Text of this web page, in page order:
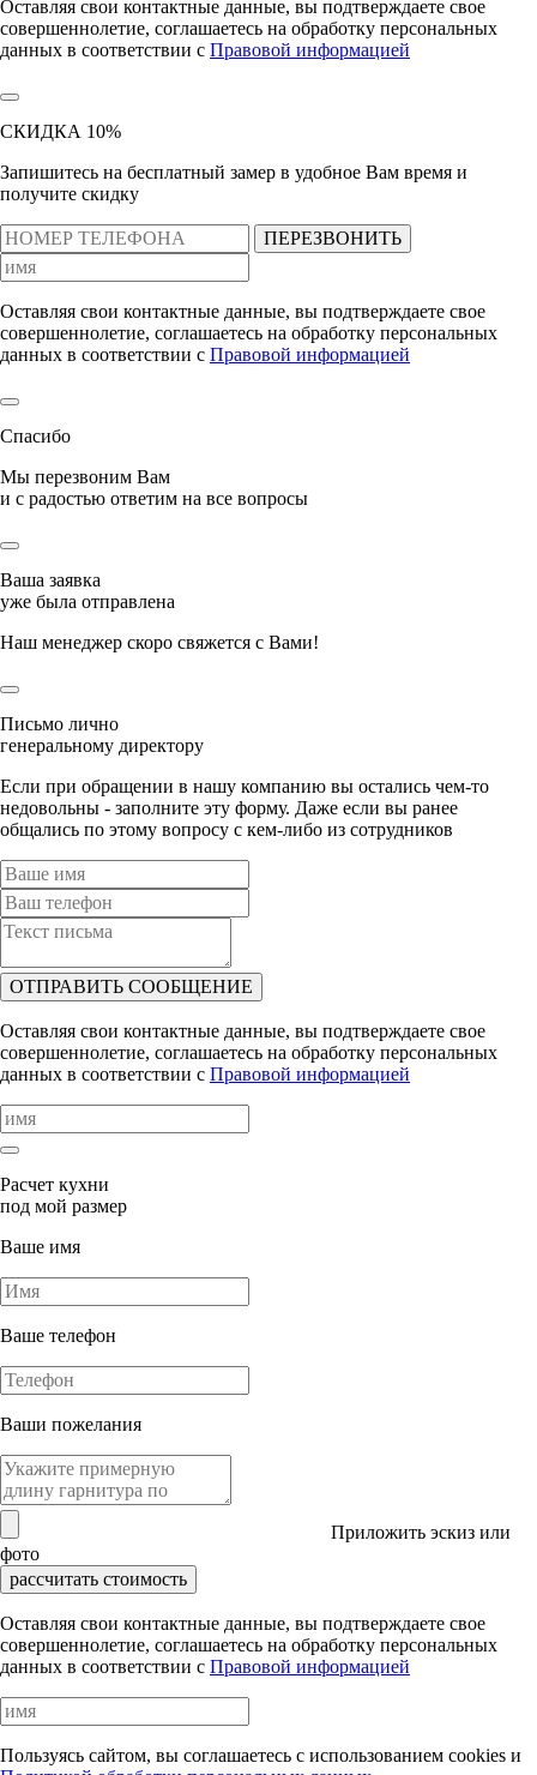
Оставляя свои контактные данные, вы подтверждаете свое
совершеннолетие, соглашаетесь на обработку персональных
данных в соответствии с Правовой информацией
СКИДКА 10%
Запишитесь на бесплатный замер в удобное Вам время и
получите скидку
ПЕРЕЗВОНИТЬ
Оставляя свои контактные данные, вы подтверждаете свое
совершеннолетие, соглашаетесь на обработку персональных
данных в соответствии с Правовой информацией
Спасибо
Мы перезвоним Вам
и с радостью ответим на все вопросы
Ваша заявка
уже была отправлена
Наш менеджер скоро свяжется с Вами!
Письмо лично
генеральному директору
Если при обращении в нашу компанию вы остались чем-то
недовольны - заполните эту форму. Даже если вы ранее
общались по этому вопросу с кем-либо из сотрудников
ОТПРАВИТЬ СООБЩЕНИЕ
Оставляя свои контактные данные, вы подтверждаете свое
совершеннолетие, соглашаетесь на обработку персональных
данных в соответствии с Правовой информацией
Расчет кухни
под мой размер
Ваше имя
Ваше телефон
Ваши пожелания
Приложить эскиз или
фото
рассчитать стоимость
Оставляя свои контактные данные, вы подтверждаете свое
совершеннолетие, соглашаетесь на обработку персональных
данных в соответствии с Правовой информацией
Пользуясь сайтом, вы соглашаетесь с использованием cookies и